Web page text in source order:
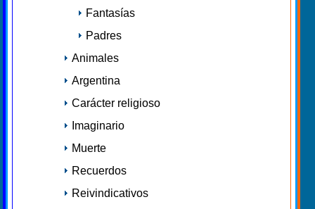
Fantasías
Padres
Animales
Argentina
Carácter religioso
Imaginario
Muerte
Recuerdos
Reivindicativos